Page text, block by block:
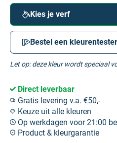
Kies je verf
Bestel een kleurentester
Let op: deze kleur wordt speciaal
Direct leverbaar
Gratis levering v.a. €50,-
Keuze uit alle kleuren
Op werkdagen voor 21:00
Product & kleurgarantie